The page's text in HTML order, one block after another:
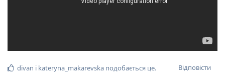
Відповісти
divan і kateryna_makarevska подобається це.